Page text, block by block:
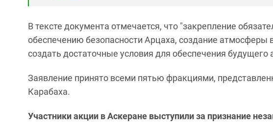
В тексте документа отмечается, что "закрепление
обеспечению безопасности Арцаха, создание атмосферы
создать достаточные условия для обеспечения будущего
Заявление принято всеми пятью фракциями,
Карабаха.
Участники акции в Аскеране выступили за признание